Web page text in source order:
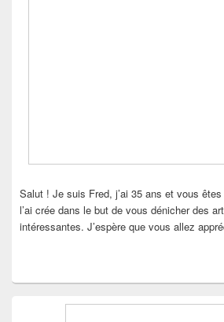
Salut ! Je suis Fred, j’ai 35 ans et vous
l’ai crée dans le but de vous dénicher des
intéressantes. J’espère que vous allez